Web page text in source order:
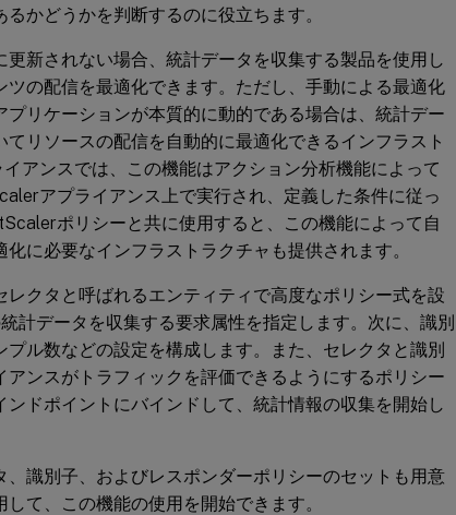
かどうかを判断するのに役立ちます。
新されない場合、統計データを収集する製品を使用し
の配信を最適化できます。ただし、手動による最適化
リケーションが本質的に動的である場合は、統計デー
リソースの配信を自動的に最適化できるインフラスト
アンスでは、この機能はアクション分析機能によって
アプライアンス上で実行され、定義した条件に従っ
ポリシーと共に使用すると、この機能によって自
に必要なインフラストラクチャも提供されます。
クタと呼ばれるエンティティで高度なポリシー式を設
計データを収集する要求属性を指定します。次に、識別
ル数などの設定を構成します。また、セレクタと識別
ンスがトラフィックを評価できるようにするポリシー
ドポイントにバインドして、統計情報の収集を開始し
識別子、およびレスポンダーポリシーのセットも用意
て、この機能の使用を開始できます。